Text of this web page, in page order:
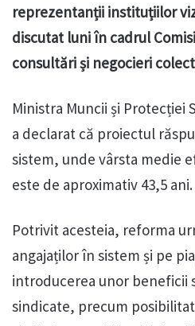
reprezentanții instituțiilor
discutat luni în cadrul
consultări și negocieri
Ministra Muncii și Protecției
a declarat că proiectul
sistem, unde vârsta medie
este de aproximativ 43,5 ani.
Potrivit acesteia, reforma
angajaților în sistem și pe
introducerea unor beneficii
sindicate, precum